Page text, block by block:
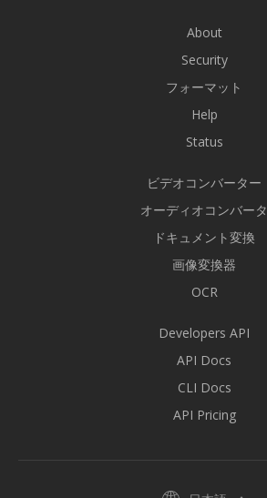
About
Security
フォーマット
Help
Status
ビデオコンバーター
オーディオコンバータ
ドキュメント変換
画像変換器
OCR
Developers API
API Docs
CLI Docs
API Pricing